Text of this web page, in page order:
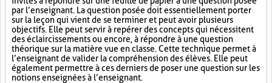
par l’enseignant. La question posée doit essentiellement porter
sur la leçon qui vient de se terminer et peut avoir plusieurs
objectifs. Elle peut servir à repérer des concepts qui nécessitent
des éclaircissements ou encore, à répondre à une question
théorique sur la matière vue en classe. Cette technique permet à
l’enseignant de valider la compréhension des élèves. Elle peut
également permettre à ces derniers de poser une question sur les
notions enseignées à l’enseignant.